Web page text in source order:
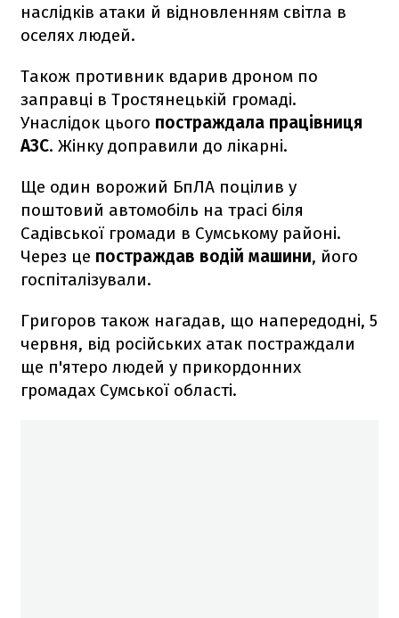
наслідків атаки й відновленням світла в
оселях людей.
Також противник вдарив дроном по
заправці в Тростянецькій громаді.
Унаслідок цього постраждала працівниця
АЗС. Жінку доправили до лікарні.
Ще один ворожий БпЛА поцілив у
поштовий автомобіль на трасі біля
Садівської громади в Сумському районі.
Через це постраждав водій машини, його
госпіталізували.
Григоров також нагадав, що напередодні, 5
червня, від російських атак постраждали
ще п'ятеро людей у прикордонних
громадах Сумської області.